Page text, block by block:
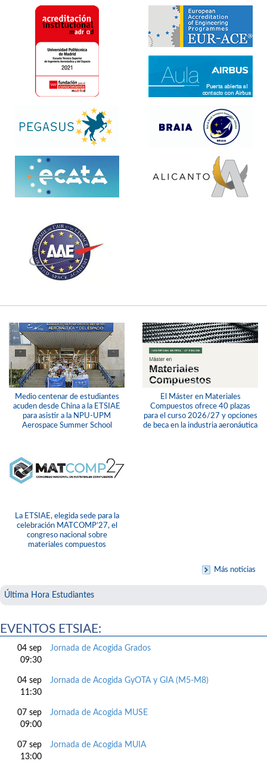
Medio centenar de estudiantes
acuden desde China a la ETSIAE
para asistir a la NPU-UPM
Aerospace Summer School
El Máster en Materiales
Compuestos ofrece 40 plazas
para el curso 2026/27 y opciones
de beca en la industria aeronáutica
La ETSIAE, elegida sede para la
celebración MATCOMP’27, el
congreso nacional sobre
materiales compuestos
Más noticias
Última Hora Estudiantes
EVENTOS ETSIAE:
04 sep
09:30
Jornada de Acogida Grados
04 sep
11:30
Jornada de Acogida GyOTA y GIA (M5-M8)
07 sep
09:00
Jornada de Acogida MUSE
07 sep
13:00
Jornada de Acogida MUIA